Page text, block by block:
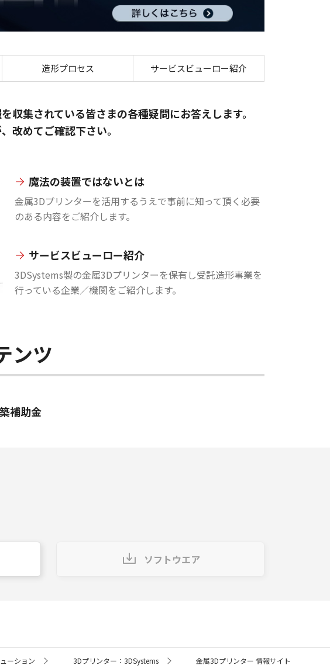
ー 情報サイト
造形プロセス サービスビューロー紹介
集されている皆さまの各種疑問にお答えします。
改めてご確認下さい。
魔法の装置ではないとは
金属3Dプリンターを活用するうえで事前に知って頂く必要
のある内容をご紹介します。
サービスビューロー紹介
3DSystems製の金属3Dプリンターを保有し受託造形事業を
行っている企業／機関をご紹介します。
ンツ
補助金
ソフトウエア
ーション 3Dプリンター：3DSystems 金属3Dプリンター 情報サイト